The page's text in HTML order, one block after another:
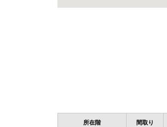
所在階 間取り